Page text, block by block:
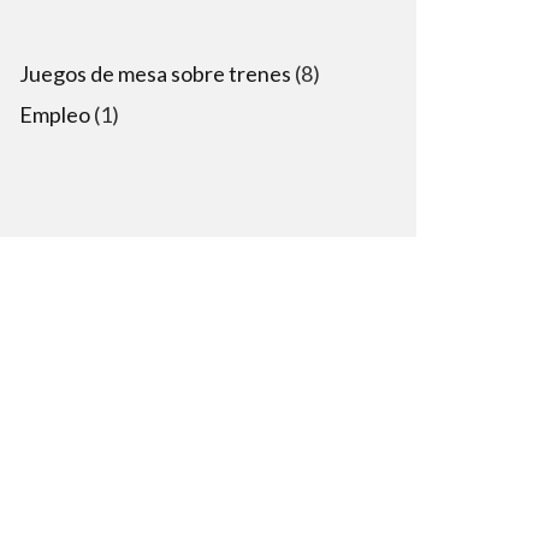
Juegos de mesa sobre trenes 88
Empleo 11